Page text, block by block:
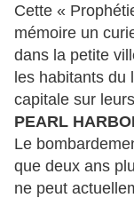
Cette «
mémoire un
dans la petite
les habitants du
capitale sur
PEARL
Le
que deux ans
ne peut